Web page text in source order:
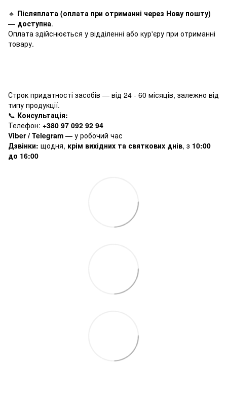
🔹 Післяплата (оплата при отриманні через Нову пошту)
— доступна.
Оплата здійснюється у відділенні або кур'єру при отриманні
товару.
Строк придатності засобів — від 24 - 60 місяців, залежно від
типу продукції.
📞 Консультація:
Телефон: +380 97 092 92 94
Viber / Telegram — у робочий час
Дзвінки: щодня, крім вихідних та святкових днів, з 10:00
до 16:00